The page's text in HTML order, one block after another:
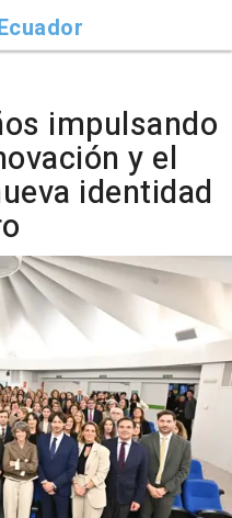
impulsando
y el
identidad